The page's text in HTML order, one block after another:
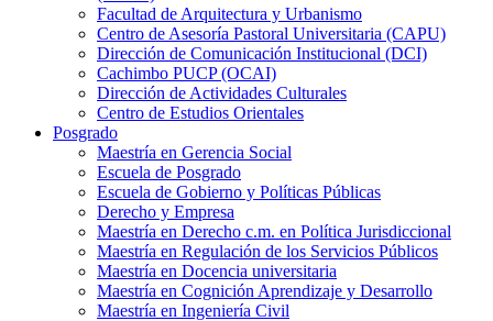
Facultad de Arquitectura y Urbanismo
Centro de Asesoría Pastoral Universitaria (CAPU)
Dirección de Comunicación Institucional (DCI)
Cachimbo PUCP (OCAI)
Dirección de Actividades Culturales
Centro de Estudios Orientales
Posgrado
Maestría en Gerencia Social
Escuela de Posgrado
Escuela de Gobierno y Políticas Públicas
Derecho y Empresa
Maestría en Derecho c.m. en Política Jurisdiccional
Maestría en Regulación de los Servicios Públicos
Maestría en Docencia universitaria
Maestría en Cognición Aprendizaje y Desarrollo
Maestría en Ingeniería Civil